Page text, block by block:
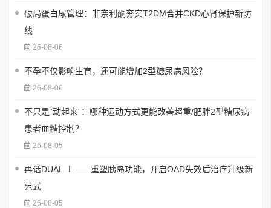
破局蛋白尿管理：非奈利酮夯实T2DM合并CKD心肾保护新防
线
26-08-06
不孕不仅影响生育，还可能增加2型糖尿病风险？
26-08-06
不只是“动起来”：哪种运动方式更能改善超重/肥胖2型糖尿病
患者血糖控制？
26-08-05
再话DUAL Ⅰ——重塑胰岛功能，开启OAD失效后治疗升级新
范式
26-08-05